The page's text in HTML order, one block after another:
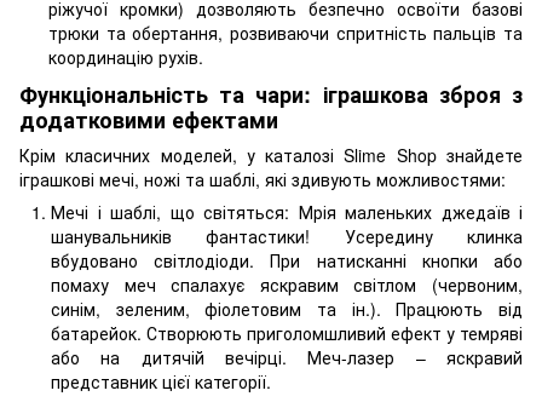
ріжучої кромки) дозволяють безпечно освоїти базові
трюки та обертання, розвиваючи спритність пальців та
координацію рухів.
Функціональність та чари: іграшкова зброя з
додатковими ефектами
Крім класичних моделей, у каталозі Slime Shop знайдете
іграшкові мечі, ножі та шаблі, які здивують можливостями:
Мечі і шаблі, що світяться: Мрія маленьких джедаїв і
шанувальників фантастики! Усередину клинка
вбудовано світлодіоди. При натисканні кнопки або
помаху меч спалахує яскравим світлом (червоним,
синім, зеленим, фіолетовим та ін.). Працюють від
батарейок. Створюють приголомшливий ефект у темряві
або на дитячій вечірці. Меч-лазер – яскравий
представник цієї категорії.